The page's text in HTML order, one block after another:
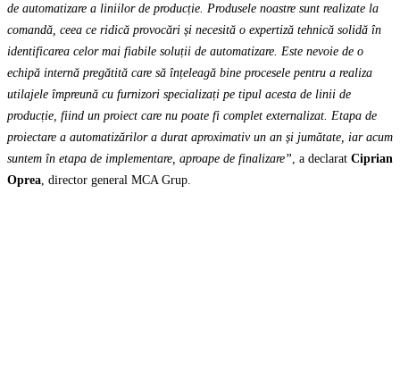
de automatizare a liniilor de producție. Produsele noastre sunt realizate la
comandă, ceea ce ridică provocări și necesită o expertiză tehnică solidă în
identificarea celor mai fiabile soluții de automatizare . Este nevoie de o
echipă internă pregătită care să înțeleagă bine procesele pentru a realiza
utilajele împreună cu furnizori specializați pe tipul acesta de linii de
producție, fiind un proiect care nu poate fi complet externalizat. Etapa de
proiectare a automatizărilor a durat aproximativ un an și jumătate, iar acum
suntem în etapa de implementare, aproape de finalizare” , a declarat Ciprian
Oprea , director general MCA Grup.